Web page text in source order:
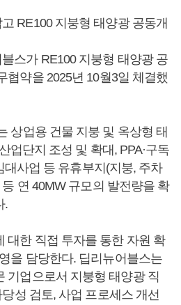
RE100 지붕형 태양광 공동개
스가 RE100 지붕형 태양광 공
협약을 2025년 10월3일 체결했
상업용 건물 지붕 및 옥상형 태
업단지 조성 및 확대, PPA·구독
대사업 등 유휴부지(지붕, 주차
연 40MW 규모의 발전량을 확
.
대한 직접 투자를 통한 자원 확
을 담당한다. 딥리뉴어블스는
기업으로서 지붕형 태양광 직
성 검토, 사업 프로세스 개선